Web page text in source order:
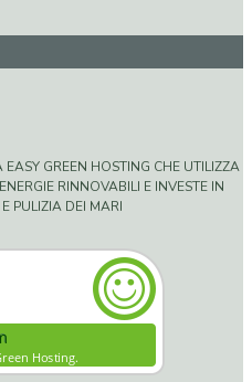
GREEN HOSTING CHE UTILIZZA
RINNOVABILI E INVESTE IN
PULIZIA DEI MARI